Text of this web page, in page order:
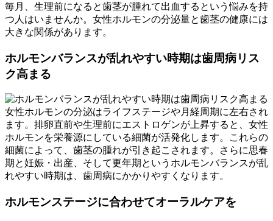
毎月、生理前になると歯茎が腫れて出血するという悩みを持
つ人はいませんか。女性ホルモンの分泌量と歯茎の健康には
大きな関係があります。
ホルモンバランスが乱れやすい時期は歯周病リス
ク高まる
女性ホルモンの分泌はライフステージや月経周期に左右され
ます。排卵直前や生理前にエストロゲンが上昇すると、女性
ホルモンを栄養源にしている細菌が活発化します。これらの
細菌によって、歯茎の腫れが引き起こされます。さらに思春
期と妊娠・出産、そして更年期というホルモンバランスが乱
れやすい時期は、歯周病にかかりやすくなります。
ホルモンステージに合わせてオーラルケアを